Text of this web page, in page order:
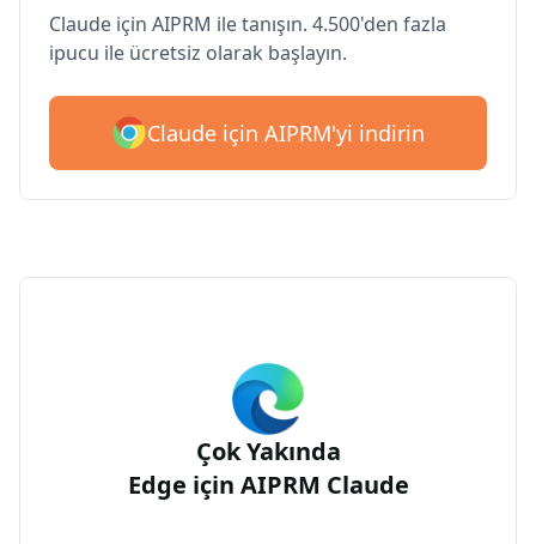
Claude için AIPRM ile tanışın. 4.500'den fazla
ipucu ile ücretsiz olarak başlayın.
Claude için AIPRM'yi indirin
Çok Yakında
Edge için AIPRM Claude